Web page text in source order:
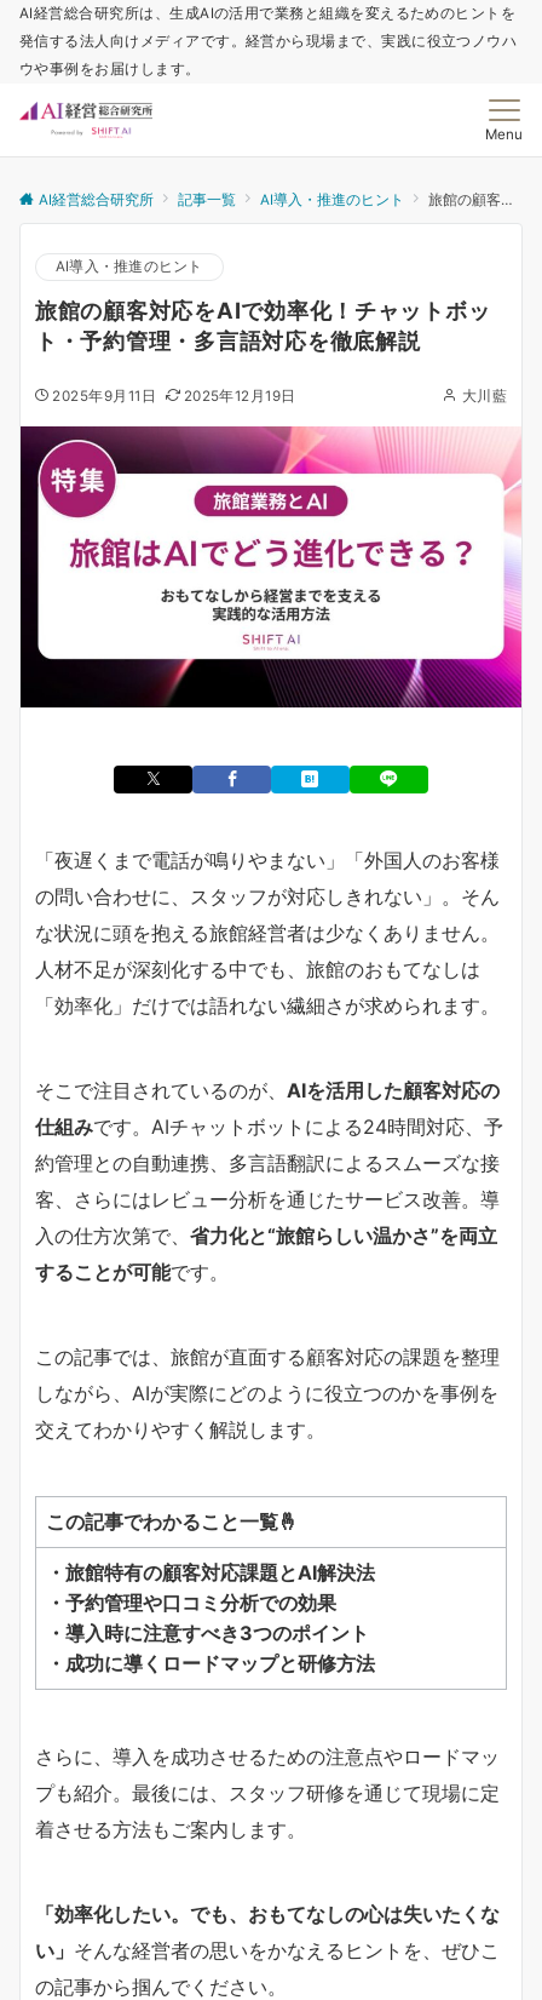
AI経営総合研究所は、生成AIの活用で業務と組織を変えるためのヒントを
発信する法人向けメディアです。経営から現場まで、実践に役立つノウハ
ウや事例をお届けします。
Menu
AI経営総合研究所 記事一覧 AI導入・推進のヒント 旅館の顧客対応をAIで効率化！チャットボット・予約管理・多言語対応を徹底解説
AI導入・推進のヒント
旅館の顧客対応をAIで効率化！チャットボッ
ト・予約管理・多言語対応を徹底解説
2025年9月11日 2025年12月19日 大川藍
「夜遅くまで電話が鳴りやまない」「外国人のお客様
の問い合わせに、スタッフが対応しきれない」。そん
な状況に頭を抱える旅館経営者は少なくありません。
人材不足が深刻化する中でも、旅館のおもてなしは
「効率化」だけでは語れない繊細さが求められます。
そこで注目されているのが、 AIを活用した顧客対応の
仕組みです。AIチャットボットによる24時間対応、予
約管理との自動連携、多言語翻訳によるスムーズな接
客、さらにはレビュー分析を通じたサービス改善。導
入の仕方次第で、 省力化と“旅館らしい温かさ”を両立
することが可能です。
この記事では、旅館が直面する顧客対応の課題を整理
しながら、AIが実際にどのように役立つのかを事例を
交えてわかりやすく解説します。
この記事でわかること一覧🤞
・旅館特有の顧客対応課題とAI解決法
・予約管理や口コミ分析での効果
・導入時に注意すべき3つのポイント
・成功に導くロードマップと研修方法
さらに、導入を成功させるための注意点やロードマッ
プも紹介。最後には、スタッフ研修を通じて現場に定
着させる方法もご案内します。
「効率化したい。でも、おもてなしの心は失いたくな
い」 そんな経営者の思いをかなえるヒントを、ぜひこ
の記事から掴んでください。